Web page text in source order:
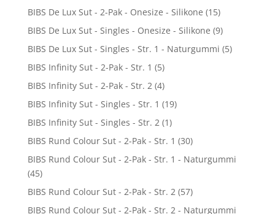
BIBS De Lux Sut - 2-Pak - Onesize - Silikone (15)
BIBS De Lux Sut - Singles - Onesize - Silikone (9)
BIBS De Lux Sut - Singles - Str. 1 - Naturgummi (5)
BIBS Infinity Sut - 2-Pak - Str. 1 (5)
BIBS Infinity Sut - 2-Pak - Str. 2 (4)
BIBS Infinity Sut - Singles - Str. 1 (19)
BIBS Infinity Sut - Singles - Str. 2 (1)
BIBS Rund Colour Sut - 2-Pak - Str. 1 (30)
BIBS Rund Colour Sut - 2-Pak - Str. 1 - Naturgummi
(45)
BIBS Rund Colour Sut - 2-Pak - Str. 2 (57)
BIBS Rund Colour Sut - 2-Pak - Str. 2 - Naturgummi